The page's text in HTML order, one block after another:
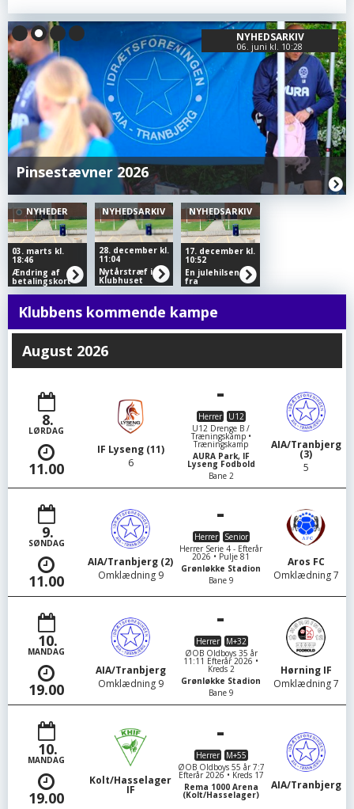
NYHEDSARKIV
06. juni kl. 10:28
Pinsestævner 2026
NYHEDER
03. marts kl.
18:46
Ændring af
betalingskort
NYHEDSARKIV
28. december kl.
11:04
Nytårstræf i
Klubhuset
NYHEDSARKIV
17. december kl.
10:52
En julehilsen
fra
Børneudviklingstræneren
Hansen
Klubbens kommende kampe
August 2026
8.
LØRDAG
11.00
IF Lyseng (11)
6
-
Herrer
U12
U12 Drenge B /
Træningskamp •
Træningskamp
AURA Park, IF
Lyseng Fodbold
Bane 2
AIA/Tranbjerg
(3)
5
9.
SØNDAG
11.00
AIA/Tranbjerg (2)
Omklædning 9
-
Herrer
Senior
Herrer Serie 4 - Efterår
2026 • Pulje 81
Grønløkke Stadion
Bane 9
Aros FC
Omklædning 7
10.
MANDAG
19.00
AIA/Tranbjerg
Omklædning 9
-
Herrer
M+32
ØOB Oldboys 35 år
11:11 Efterår 2026 •
Kreds 2
Grønløkke Stadion
Bane 9
Hørning IF
Omklædning 7
10.
MANDAG
19.00
Kolt/Hasselager
IF
-
Herrer
M+55
ØOB Oldboys 55 år 7:7
Efterår 2026 • Kreds 17
Rema 1000 Arena
(Kolt/Hasselager)
AIA/Tranbjerg